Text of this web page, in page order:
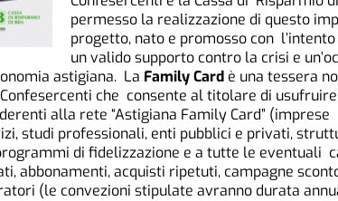
permesso la realizzazione di questo
progetto, nato e promosso con
un valido supporto contro la crisi e
astigiana. La Family Card è una tessera
che consente al titolare di
alla rete “Astigiana Family Card” (imprese
studi professionali, enti pubblici e privati,
di fidelizzazione e a tutte le eventuali
abbonamenti, acquisti ripetuti, campagne
(le convezioni stipulate avranno durata